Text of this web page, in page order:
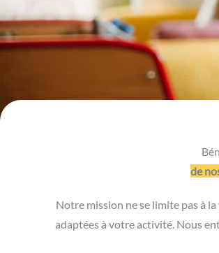
de
Notre mission ne se limite pas à
adaptées à votre activité. Nous